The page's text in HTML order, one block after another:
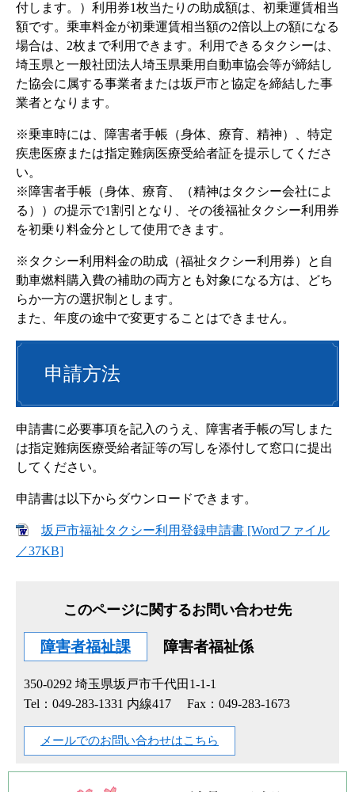
付します。）利用券1枚当たりの助成額は、初乗運賃相当
額です。乗車料金が初乗運賃相当額の2倍以上の額になる
場合は、2枚まで利用できます。利用できるタクシーは、
埼玉県と一般社団法人埼玉県乗用自動車協会等が締結し
た協会に属する事業者または坂戸市と協定を締結した事
業者となります。
※乗車時には、障害者手帳（身体、療育、精神）、特定
疾患医療または指定難病医療受給者証を提示してくださ
い。
※障害者手帳（身体、療育、（精神はタクシー会社によ
る））の提示で1割引となり、その後福祉タクシー利用券
を初乗り料金分として使用できます。
※タクシー利用料金の助成（福祉タクシー利用券）と自
動車燃料購入費の補助の両方とも対象になる方は、どち
らか一方の選択制とします。
また、年度の途中で変更することはできません。
申請方法
申請書に必要事項を記入のうえ、障害者手帳の写しまた
は指定難病医療受給者証等の写しを添付して窓口に提出
してください。
申請書は以下からダウンロードできます。
坂戸市福祉タクシー利用登録申請書 [Wordファイル
／37KB]
このページに関するお問い合わせ先
障害者福祉課 障害者福祉係
350-0292 埼玉県坂戸市千代田1-1-1
Tel：049-283-1331 内線417
Fax：049-283-1673
メールでのお問い合わせはこちら